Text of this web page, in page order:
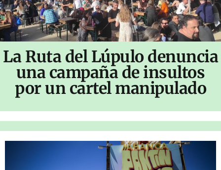
La Ruta del Lúpulo denuncia
una campaña de insultos
por un cartel manipulado